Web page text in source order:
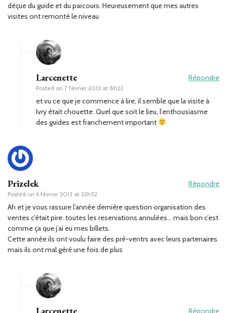
déçue du guide et du parcours. Heureusement que mes autres
visites ont remonté le niveau
Larcenette
Posted on 7 février 2013 at 8h22
Répondre
et vu ce que je commence à lire, il semble que la visite à
Ivry était chouette. Quel que soit le lieu, l’enthousiasme
des guides est franchement important
Prizelek
Posted on 6 février 2013 at 22h52
Répondre
Ah et je vous rassure l’année dernière question organisation des
ventes c’était pire. toutes les reservations annulées… mais bon c’est
comme ça que j’ai eu mes billets.
Cette année ils ont voulu faire des pré-ventrs avec leurs partenaires
mais ils ont mal géré une fois de plus
Répondre